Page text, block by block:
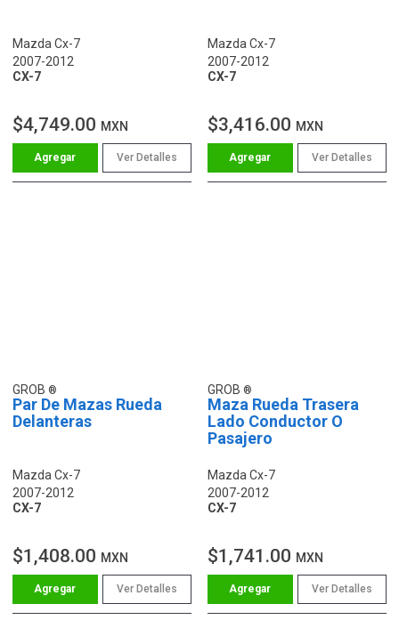
Mazda Cx-7
2007-2012
CX-7
$4,749.00 MXN
Ver Detalles
Mazda Cx-7
2007-2012
CX-7
$3,416.00 MXN
Ver Detalles
GROB
Par De Mazas Rueda
Delanteras
Mazda Cx-7
2007-2012
CX-7
$1,408.00 MXN
Ver Detalles
GROB
Maza Rueda Trasera
Lado Conductor O
Pasajero
Mazda Cx-7
2007-2012
CX-7
$1,741.00 MXN
Ver Detalles